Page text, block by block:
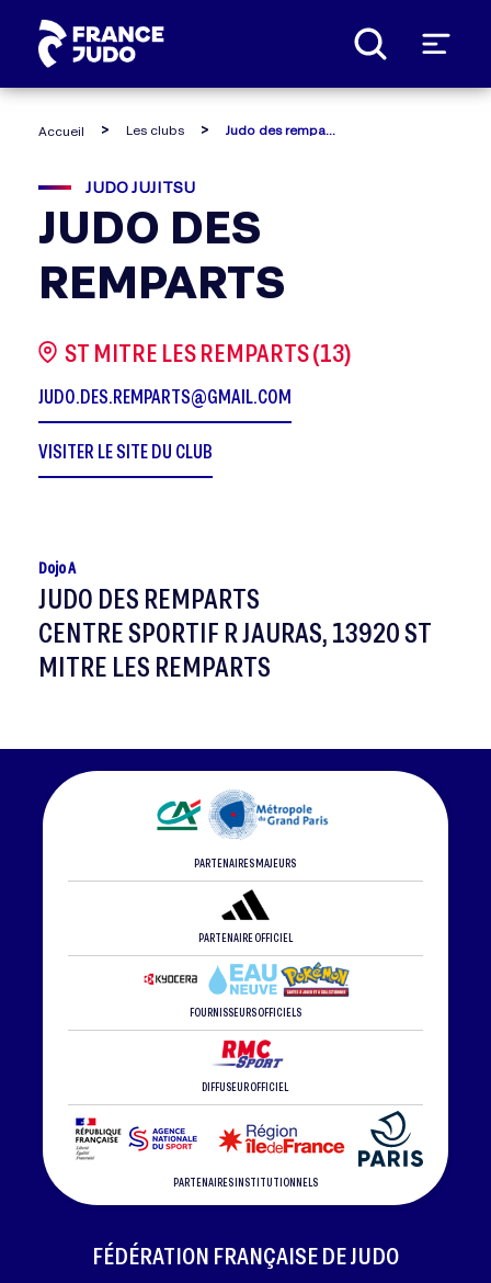
Accueil Les clubs
JUDO JUJITSU
JUDO DES
REMPARTS
ST MITRE LES REMPARTS (13)
JUDO.DES.REMPARTS@GMAIL.COM
VISITER LE SITE DU CLUB
Dojo A
JUDO DES REMPARTS
CENTRE SPORTIF R JAURAS, 13920 ST
MITRE LES REMPARTS
PARTENAIRES MAJEURS
PARTENAIRE OFFICIEL
FOURNISSEURS OFFICIELS
DIFFUSEUR OFFICIEL
PARTENAIRES INSTITUTIONNELS
FÉDÉRATION FRANÇAISE DE JUDO